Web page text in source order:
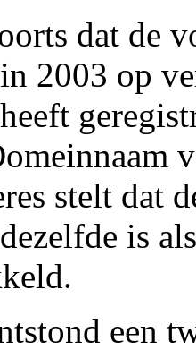
dat de
2003 op
stelt dat
is
een